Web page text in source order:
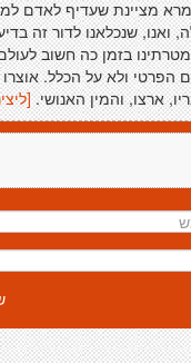
מציינת שעדיף לאדם
ואנו, שנכלאנו לדור זה
מטרתינו בזמן כה חשוב
הפרטי ולא על הכלל. אוצרו
ארצו, והמין האנושי.